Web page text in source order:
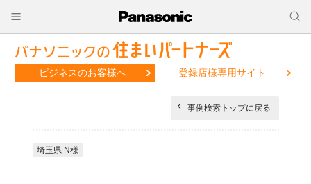
ビジネスのお客様へ 登録店様専用サイト
事例検索トップに戻る
埼玉県 N様